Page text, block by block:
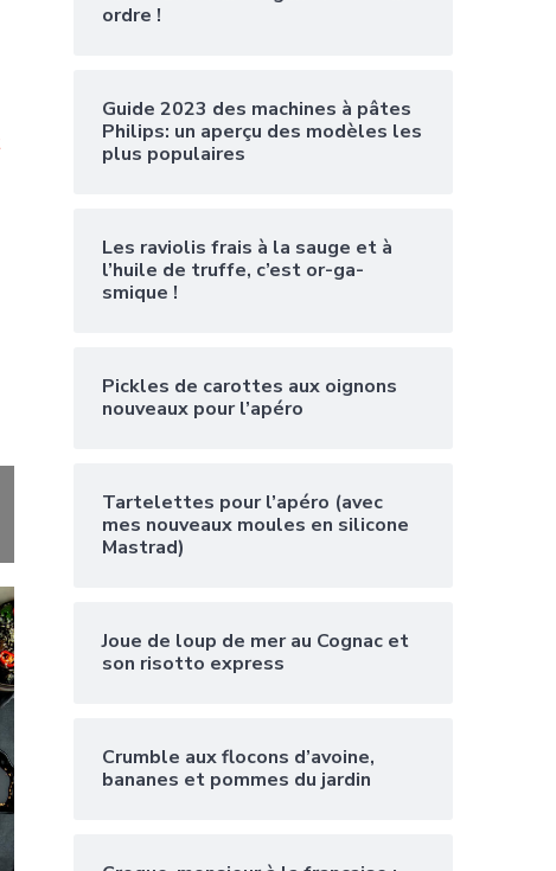
ordre !
Guide 2023 des machines à pâtes
Philips: un aperçu des modèles les
plus populaires
Les raviolis frais à la sauge et à
l’huile de truffe, c’est or-ga-
smique !
Pickles de carottes aux oignons
nouveaux pour l’apéro
Tartelettes pour l’apéro (avec
mes nouveaux moules en silicone
Mastrad)
Joue de loup de mer au Cognac et
son risotto express
Crumble aux flocons d’avoine,
bananes et pommes du jardin